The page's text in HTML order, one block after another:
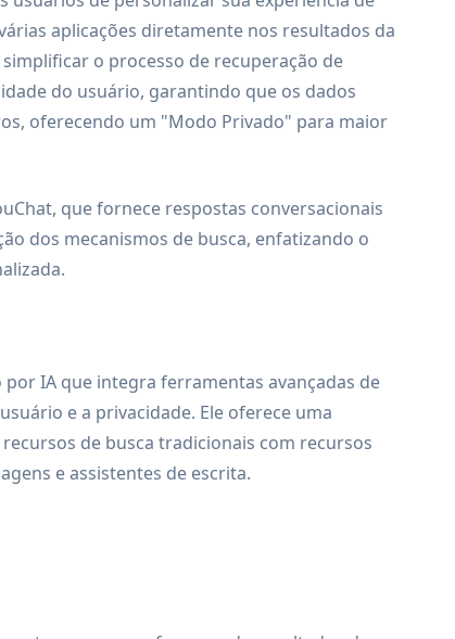
aplicações diretamente nos resultados da
o processo de recuperação de
do usuário, garantindo que os dados
oferecendo um "Modo Privado" para maior
que fornece respostas conversacionais
dos mecanismos de busca, enfatizando o
IA que integra ferramentas avançadas de
e a privacidade. Ele oferece uma
de busca tradicionais com recursos
e assistentes de escrita.